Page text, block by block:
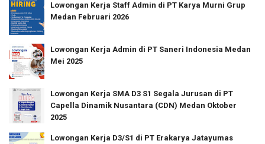
Lowongan Kerja Staff Admin di PT Karya Murni Grup
Medan Februari 2026
Lowongan Kerja Admin di PT Saneri Indonesia Medan
Mei 2025
Lowongan Kerja SMA D3 S1 Segala Jurusan di PT
Capella Dinamik Nusantara (CDN) Medan Oktober
2025
Lowongan Kerja D3/S1 di PT Erakarya Jatayumas